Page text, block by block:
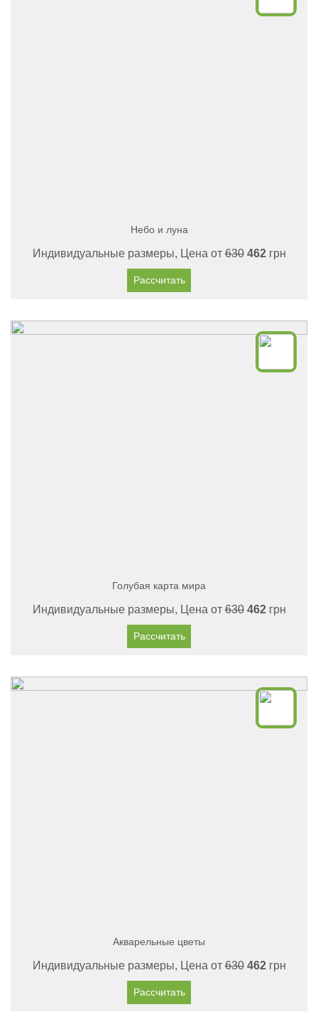
Небо и луна
Индивидуальные размеры, Цена от630 462грн
Рассчитать
Голубая карта мира
Индивидуальные размеры, Цена от630 462грн
Рассчитать
Акварельные цветы
Индивидуальные размеры, Цена от630 462грн
Рассчитать